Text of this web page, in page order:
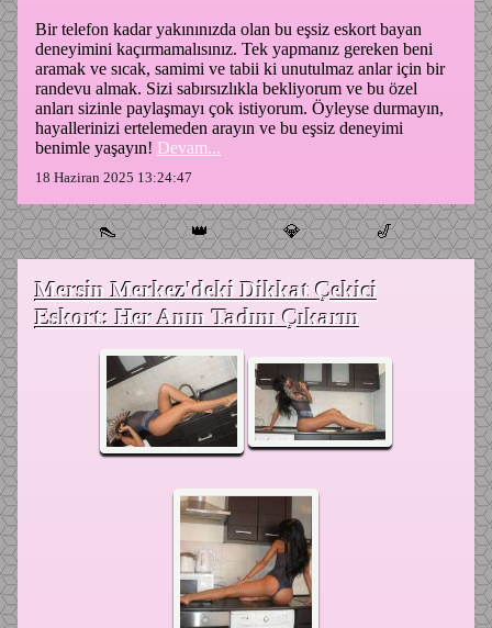
Bir telefon kadar yakınınızda olan bu eşsiz eskort bayan
deneyimini kaçırmamalısınız. Tek yapmanız gereken beni
aramak ve sıcak, samimi ve tabii ki unutulmaz anlar için bir
randevu almak. Sizi sabırsızlıkla bekliyorum ve bu özel
anları sizinle paylaşmayı çok istiyorum. Öyleyse durmayın,
hayallerinizi ertelemeden arayın ve bu eşsiz deneyimi
benimle yaşayın! Devam...
18 Haziran 2025 13:24:47
👠 👑 💎 🎷
Mersin Merkez'deki Dikkat Çekici
Eskort: Her Anın Tadını Çıkarın